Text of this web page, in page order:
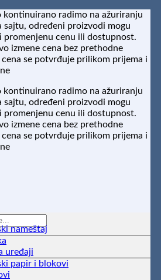
kontinuirano radimo na ažuriranju
sajtu, određeni proizvodi mogu
promenjenu cenu ili dostupnost.
izmene cena bez prethodne
cena se potvrđuje prilikom prijema i
kontinuirano radimo na ažuriranju
sajtu, određeni proizvodi mogu
promenjenu cenu ili dostupnost.
izmene cena bez prethodne
cena se potvrđuje prilikom prijema i
nameštaj
uređaji
papir i blokovi